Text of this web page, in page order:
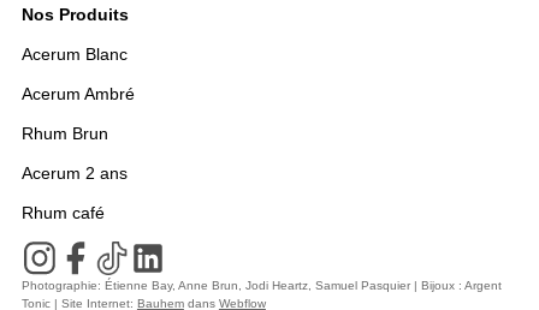
Nos Produits
Acerum Blanc
Acerum Ambré
Rhum Brun
Acerum 2 ans
Rhum café
Photographie: Étienne Bay, Anne Brun, Jodi Heartz, Samuel Pasquier | Bijoux : Argent
Tonic | Site Internet: Bauhemdans Webflow